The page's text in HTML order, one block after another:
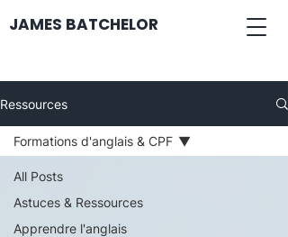
JAMES BATCHELOR
Ressources
All Posts
Astuces & Ressources
Apprendre l'anglais
Formations d'anglais & CPF